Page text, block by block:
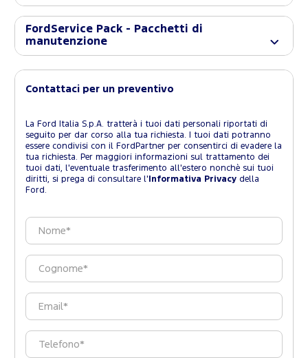
FordService Pack - Pacchetti di
manutenzione
Contattaci per un preventivo
La Ford Italia S.p.A. tratterà i tuoi dati personali riportati di
seguito per dar corso alla tua richiesta. I tuoi dati potranno
essere condivisi con il FordPartner per consentirci di evadere la
tua richiesta. Per maggiori informazioni sul trattamento dei
tuoi dati, l'eventuale trasferimento all'estero nonchè sui tuoi
diritti, si prega di consultare l' Informativa Privacy della
Ford.